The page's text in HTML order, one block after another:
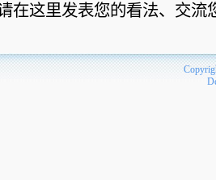
在这里发表您的看法、交流